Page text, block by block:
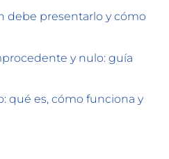
debe presentarlo y cómo
y nulo: guía
qué es, cómo funciona y